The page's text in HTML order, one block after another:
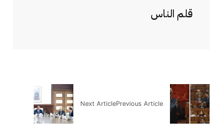
قلم الناس
Previous Article
Next Article